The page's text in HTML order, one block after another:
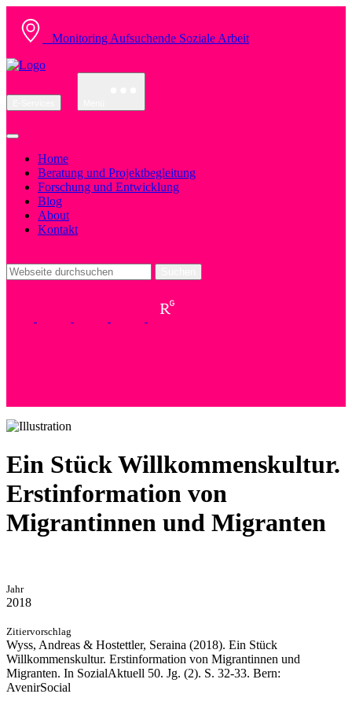
Monitoring Aufsuchende Soziale Arbeit
Home
Beratung und Projektbegleitung
Forschung und Entwicklung
Blog
About
Kontakt
Ein Stück Willkommenskultur.
Erstinformation von
Migrantinnen und Migranten
Jahr
2018
Zitiervorschlag
Wyss, Andreas & Hostettler, Seraina (2018). Ein Stück
Willkommenskultur. Erstinformation von Migrantinnen und
Migranten. In SozialAktuell 50. Jg. (2). S. 32-33. Bern:
AvenirSocial